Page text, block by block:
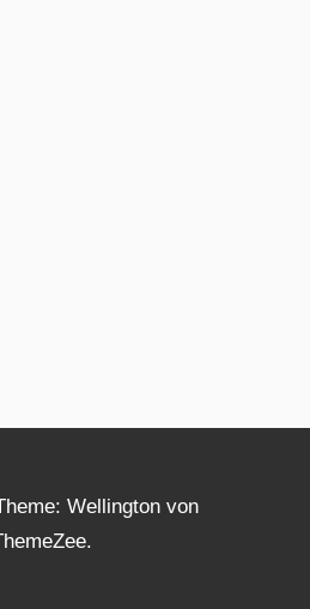
Wellington von